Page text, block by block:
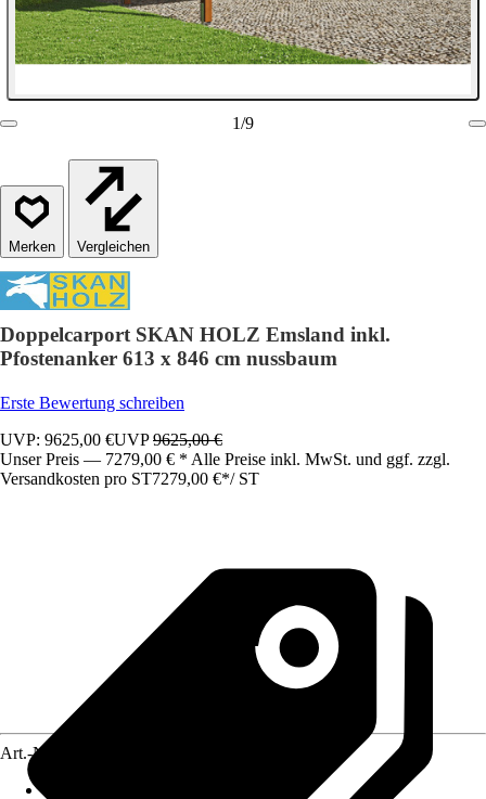
1/9
Vergleichen
Doppelcarport SKAN HOLZ Emsland inkl.
Pfostenanker 613 x 846 cm nussbaum
Erste Bewertung schreiben
UVP: 9625,00 €UVP9625,00 €
Unser Preis — 7279,00 € * Alle Preise inkl. MwSt. und ggf. zzgl.
Versandkosten pro ST7279,00 €*/ ST
Art.-Nr.